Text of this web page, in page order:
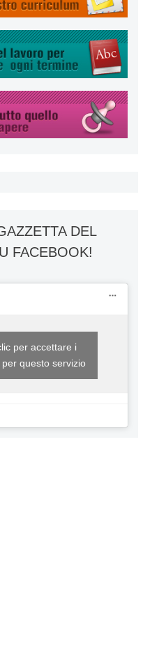
DEL
FACEBOOK!
per accettare i
questo servizio